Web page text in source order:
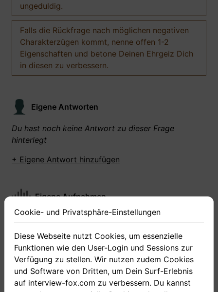
ungeduldig.
Falls die Rückfrage nach möglichen negativen
Charakterzügen kommt, nenne offen 1-2
Eigenschaften und betone Deinen Ehrgeiz Dich
in diesen zu verbessern.
Eigene Antworten
Du hast noch keine Antwort zu dieser Frage
hinterlegt
+ Eigene Antwort hinzufügen
Eigene Aufnahmen
Du hast zu dieser Frage noch keine Antworten
+ Neue Antwort aufnehmen
Cookie- und Privatsphäre-Einstellungen
Diese Webseite nutzt Cookies, um essenzielle
Funktionen wie den User-Login und Sessions zur
Verfügung zu stellen. Wir nutzen zudem Cookies
und Software von Dritten, um Dein Surf-Erlebnis
auf interview-fox.com zu verbessern. Du kannst